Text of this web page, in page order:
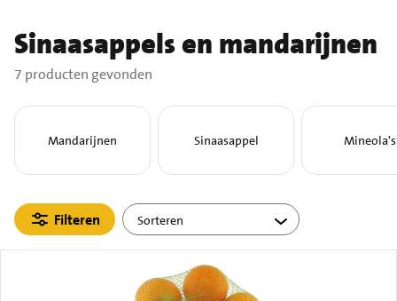
Sinaasappels en mandarijnen
7 producten gevonden
Mandarijnen Sinaasappel Mineola's
Filteren